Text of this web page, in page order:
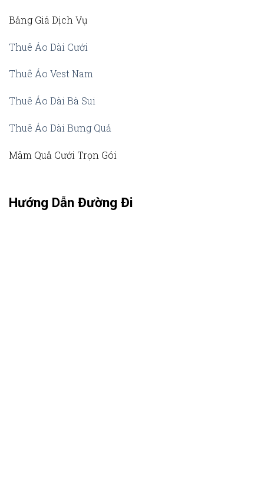
Bảng Giá Dịch Vụ
Thuê Áo Dài Cưới
Thuê Áo Vest Nam
Thuê Áo Dài Bà Sui
Thuê Áo Dài Bưng Quả
Mâm Quả Cưới Trọn Gói
Hướng Dẫn Đường Đi